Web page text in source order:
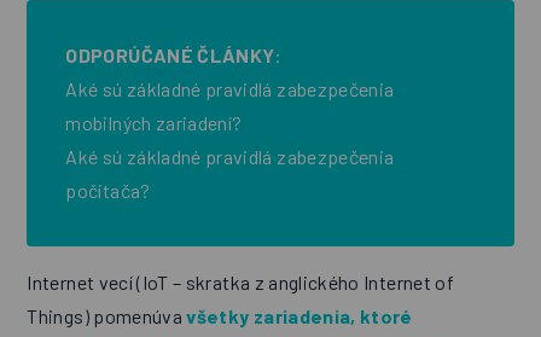
ODPORÚČANÉ ČLÁNKY:
Aké sú základné pravidlá zabezpečenia
mobilných zariadení?
Aké sú základné pravidlá zabezpečenia
počítača?
Internet vecí (IoT ­– skratka z anglického Internet of
Things) pomenúvavšetky zariadenia, ktoré